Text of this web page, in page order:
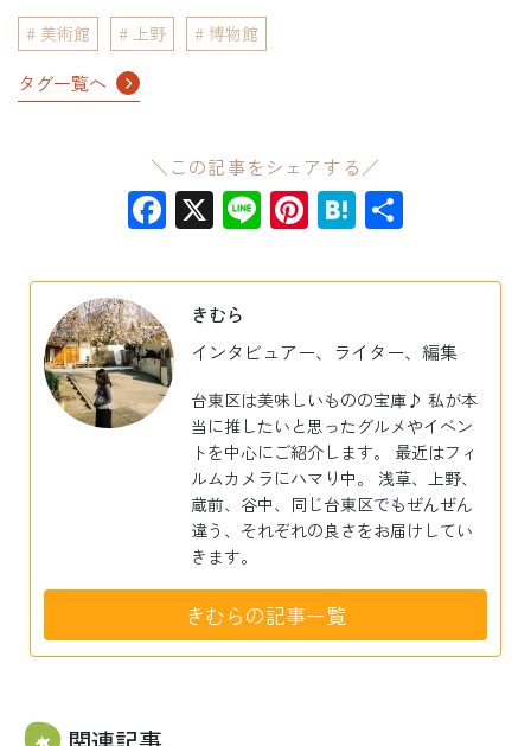
美術館 上野 博物館
タグ一覧へ
＼この記事をシェアする／
Facebook
X LinePinterest
Hatena
きむら
インタビュアー、ライター、編集
台東区は美味しいものの宝庫♪ 私が本
当に推したいと思ったグルメやイベン
トを中心にご紹介します。 最近はフィ
ルムカメラにハマり中。 浅草、上野、
蔵前、谷中、同じ台東区でもぜんぜん
違う、それぞれの良さをお届けしてい
きます。
きむらの記事一覧